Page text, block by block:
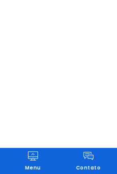
Menu Contato